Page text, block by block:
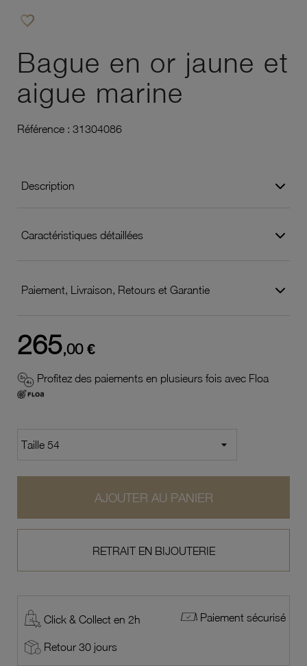
favorite_border
Bague en or jaune et
aigue marine
Référence : 31304086
Description
Caractéristiques détaillées
Paiement, Livraison, Retours et Garantie
265,00 €
Profitez des paiements en plusieurs fois avec Floa
AJOUTER AU PANIER
RETRAIT EN BIJOUTERIE
Click & Collect en 2h Paiement sécurisé
Retour 30 jours